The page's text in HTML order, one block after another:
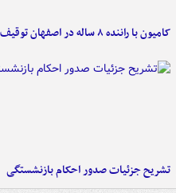
کامیون با راننده ۸ ساله در اصفهان توقیف شد
تشریح جزئیات صدور احکام بازنشستگی